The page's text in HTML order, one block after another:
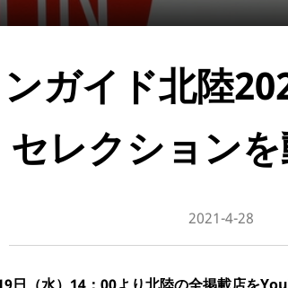
ンガイド北陸
レクション
2021-4-28